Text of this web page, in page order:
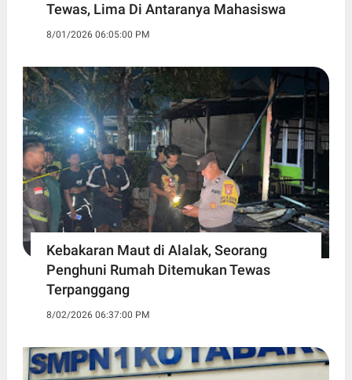
Tewas, Lima Di Antaranya Mahasiswa
8/01/2026 06:05:00 PM
Kebakaran Maut di Alalak, Seorang
Penghuni Rumah Ditemukan Tewas
Terpanggang
8/02/2026 06:37:00 PM